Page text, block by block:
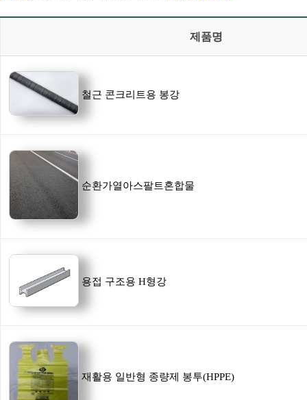
제품명
철근 콘크리트용 봉강
순환가열아스팔트혼합물
용접 구조용 H형강
재활용 일반형 종량제 봉투(HPPE)